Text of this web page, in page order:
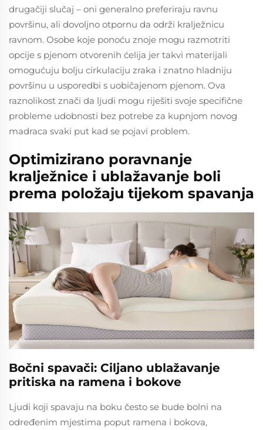
drugačiji slučaj – oni generalno preferiraju ravnu
površinu, ali dovoljno otpornu da održi kralježnicu
ravnom. Osobe koje ponoću znoje mogu razmotriti
opcije s pjenom otvorenih ćelija jer takvi materijali
omogućuju bolju cirkulaciju zraka i znatno hladniju
površinu u usporedbi s uobičajenom pjenom. Ova
raznolikost znači da ljudi mogu riješiti svoje specifične
probleme udobnosti bez potrebe za kupnjom novog
madraca svaki put kad se pojavi problem.
Optimizirano poravnanje
kralježnice i ublažavanje boli
prema položaju tijekom spavanja
Bočni spavači: Ciljano ublažavanje
pritiska na ramena i bokove
Ljudi koji spavaju na boku često se bude bolni na
određenim mjestima poput ramena i bokova,